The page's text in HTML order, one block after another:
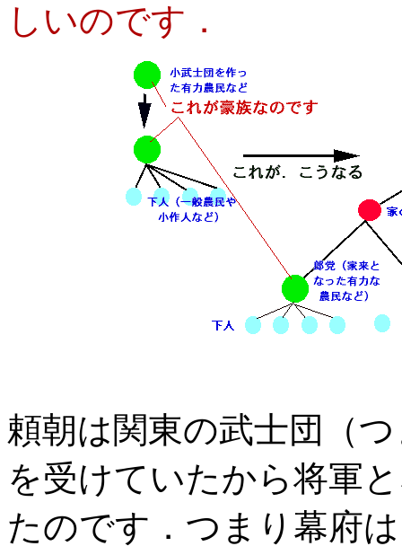
しいのです．
頼朝は関東の武士団（
を受けていたから将軍
たのです．つまり幕府